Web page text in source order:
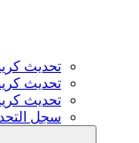
تحديث
تحديث
تحديث
سجل